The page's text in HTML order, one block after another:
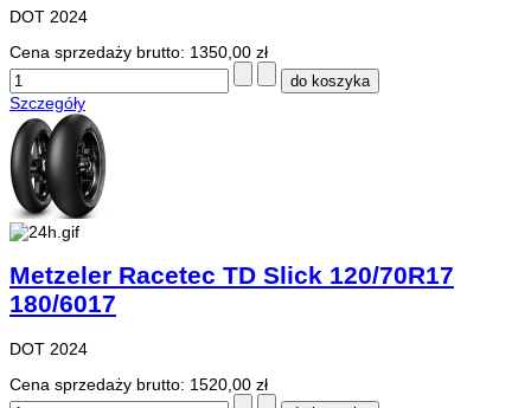
DOT 2024
Cena sprzedaży brutto: 1350,00 zł
Szczegóły
Metzeler Racetec TD Slick 120/70R17
180/6017
DOT 2024
Cena sprzedaży brutto: 1520,00 zł